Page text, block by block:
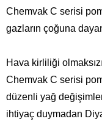
Chemvak C serisi
gazların çoğuna
Hava kirliliği
Chemvak C serisi
düzenli yağ
ihtiyaç duymadan